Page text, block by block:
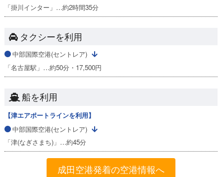
「掛川インター」…約2時間35分
タクシーを利用
中部国際空港(セントレア)
「名古屋駅」…約50分・17,500円
船を利用
【津エアポートラインを利用】
中部国際空港(セントレア)
「津(なぎさまち)」…約45分
成田空港発着の空港情報へ